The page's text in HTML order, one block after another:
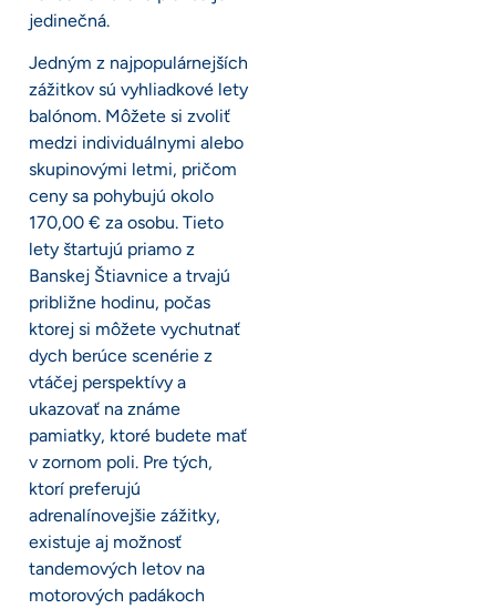
jedinečná.
Jedným z najpopulárnejších
zážitkov sú vyhliadkové lety
balónom. Môžete si zvoliť
medzi individuálnymi alebo
skupinovými letmi, pričom
ceny sa pohybujú okolo
170,00 € za osobu. Tieto
lety štartujú priamo z
Banskej Štiavnice a trvajú
približne hodinu, počas
ktorej si môžete vychutnať
dych berúce scenérie z
vtáčej perspektívy a
ukazovať na známe
pamiatky, ktoré budete mať
v zornom poli. Pre tých,
ktorí preferujú
adrenalínovejšie zážitky,
existuje aj možnosť
tandemových letov na
motorových padákoch